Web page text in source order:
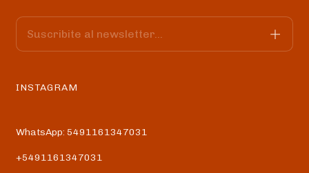
INSTAGRAM
WhatsApp: 5491161347031
+5491161347031